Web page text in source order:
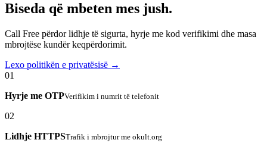
Biseda që mbeten mes jush.
Call Free përdor lidhje të sigurta, hyrje me kod verifikimi dhe masa
mbrojtëse kundër keqpërdorimit.
Lexo politikën e privatësisë →
01
Hyrje me OTPVerifikim i numrit të telefonit
02
Lidhje HTTPSTrafik i mbrojtur me okult.org